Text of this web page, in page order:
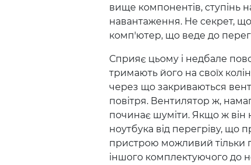
вище компонентів, ступінь
навантаження. Не секрет,
комп'ютер, що веде до
Сприяє цьому і недбале
тримають його на своїх
через що закриваються
повітря. Вентилятор ж,
починає шуміти. Якщо ж він
ноутбука від перегріву, що
пристрою можливий тільки
іншого комплектуючого до